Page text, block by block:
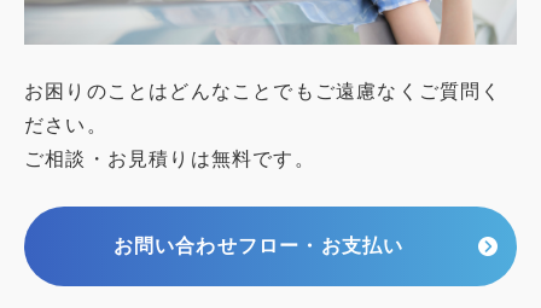
お困りのことはどんなことでもご遠慮なくご質問く
ださい。
ご相談・お見積りは無料です。
お問い合わせフロー・お支払い